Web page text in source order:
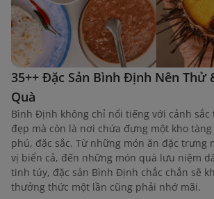
35++ Đặc Sản Bình Định Nên Thử
Quà
Bình Định không chỉ nổi tiếng với cảnh
đẹp mà còn là nơi chứa đựng một kho
phú, đặc sắc. Từ những món ăn đặc trưng
vị biển cả, đến những món quà lưu niệm
tinh túy, đặc sản Bình Định chắc chắn sẽ
thưởng thức một lần cũng phải nhớ mãi.